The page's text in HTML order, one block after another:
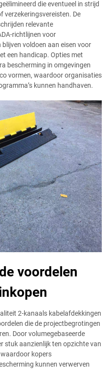
die eventueel in strijd
verzekeringsvereisten. De
relevante
richtlijnen voor
voldoen aan eisen voor
een handicap. Opties met
bescherming in omgevingen
vormen, waardoor organisaties
kunnen handhaven.
voordelen
2-kanaals kabelafdekkingen
die de projectbegrotingen
Door volumegebaseerde
stuk aanzienlijk ten opzichte van
waardoor kopers
kunnen verwerven